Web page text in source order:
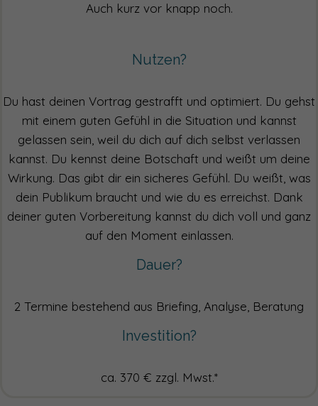
Auch kurz vor knapp noch.
Nutzen?
Du hast deinen Vortrag gestrafft und optimiert. Du gehst
mit einem guten Gefühl in die Situation und kannst
gelassen sein, weil du dich auf dich selbst verlassen
kannst. Du kennst deine Botschaft und weißt um deine
Wirkung. Das gibt dir ein sicheres Gefühl. Du weißt, was
dein Publikum braucht und wie du es erreichst. Dank
deiner guten Vorbereitung kannst du dich voll und ganz
auf den Moment einlassen.
Dauer?
2 Termine bestehend aus Briefing, Analyse, Beratung
Investition?
ca. 370 € zzgl. Mwst.*